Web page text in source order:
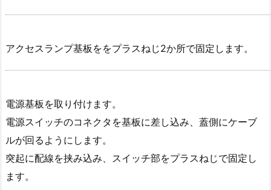
アクセスランプ基板ををプラスねじ2か所で固定します。
電源基板を取り付けます。
電源スイッチのコネクタを基板に差し込み、蓋側にケーブ
ルが回るようにします。
突起に配線を挟み込み、スイッチ部をプラスねじで固定し
ます。